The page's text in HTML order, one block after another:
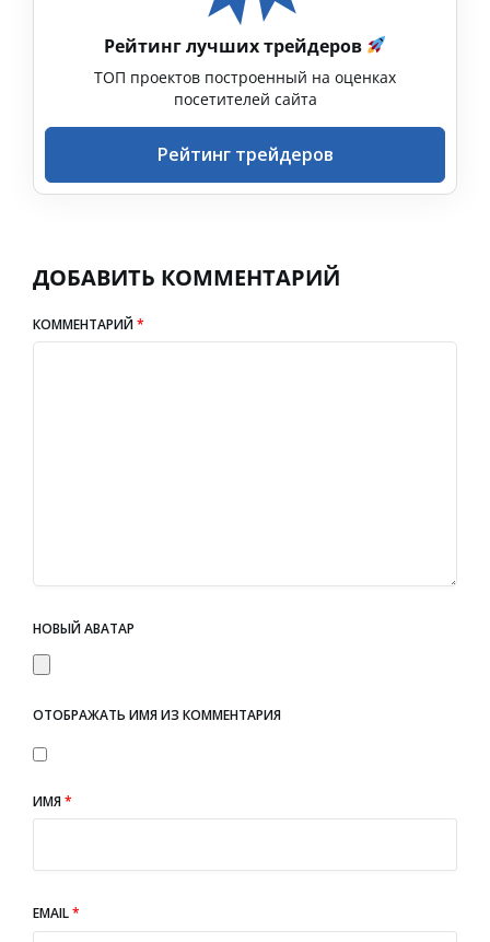
Рейтинг лучших трейдеров
ТОП проектов построенный на оценках
посетителей сайта
Рейтинг трейдеров
ДОБАВИТЬ КОММЕНТАРИЙ
КОММЕНТАРИЙ*
НОВЫЙ АВАТАР
ОТОБРАЖАТЬ ИМЯ ИЗ КОММЕНТАРИЯ
ИМЯ*
EMAIL*